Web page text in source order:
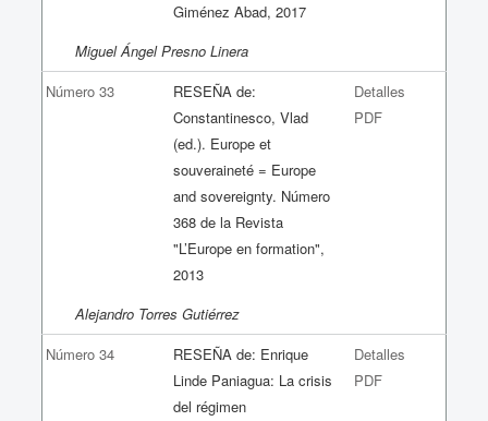
Giménez Abad, 2017
Miguel Ángel Presno Linera
Número 33
RESEÑA de:
Constantinesco, Vlad
(ed.). Europe et
souveraineté = Europe
and sovereignty. Número
368 de la Revista
"L’Europe en formation",
2013
Detalles
PDF
Alejandro Torres Gutiérrez
Número 34
RESEÑA de: Enrique
Linde Paniagua: La crisis
del régimen
Detalles
PDF